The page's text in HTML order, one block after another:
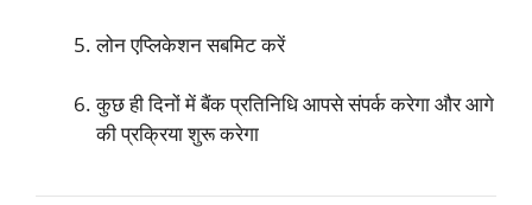
लोन एप्लिकेशन सबमिट करें
कुछ ही दिनों में बैंक प्रतिनिधि आपसे संपर्क करेगा और आगे
की प्रक्रिया शुरू करेगा